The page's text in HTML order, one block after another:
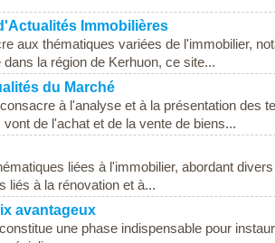
Immobilières
aux thématiques variées de l'immobilier,
la région de Kerhuon, ce site...
du Marché
à l'analyse et à la présentation des
de l'achat et de la vente de biens...
liées à l'immobilier, abordant
liés à la rénovation et à...
avantageux
une phase indispensable pour